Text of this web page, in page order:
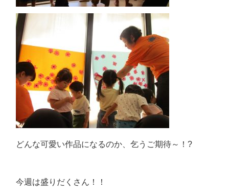
どんな可愛い作品になるのか、乞うご期待～！?
今週は盛りだくさん！！